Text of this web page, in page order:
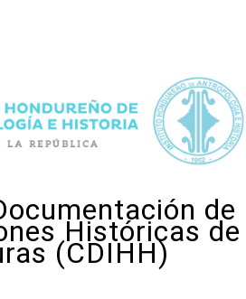
de
Históricas de
(CDIHH)